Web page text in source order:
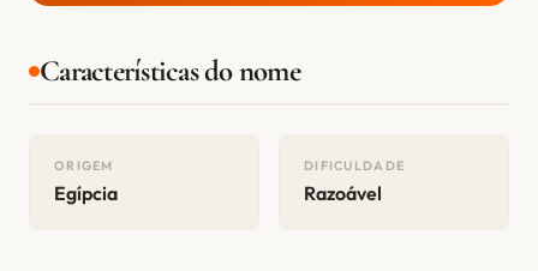
Características do nome
ORIGEM
Egípcia
DIFICULDADE
Razoável